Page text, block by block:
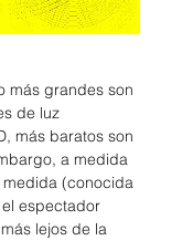
más grandes son
de luz
más baratos son
a medida
(conocida
espectador
lejos de la